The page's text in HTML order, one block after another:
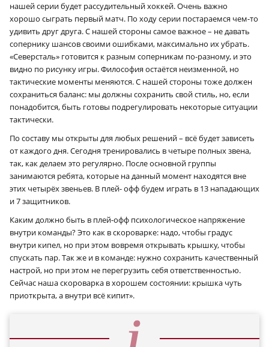
нашей серии будет рассудительный хоккей. Очень важно
хорошо сыграть первый матч. По ходу серии постараемся чем-то
удивить друг друга. С нашей стороны самое важное – не давать
сопернику шансов своими ошибками, максимально их убрать.
«Северсталь» готовится к разным соперникам по-разному, и это
видно по рисунку игры. Философия остаётся неизменной, но
тактические моменты меняются. С нашей стороны тоже должен
сохраниться баланс: мы должны сохранить свой стиль, но, если
понадобится, быть готовы подрегулировать некоторые ситуации
тактически.
По составу мы открыты для любых решений – всё будет зависеть
от каждого дня. Сегодня тренировались в четыре полных звена,
так, как делаем это регулярно. После основной группы
занимаются ребята, которые на данный момент находятся вне
этих четырёх звеньев. В плей- офф будем играть в 13 нападающих
и 7 защитников.
Каким должно быть в плей-офф психологическое напряжение
внутри команды? Это как в скороварке: надо, чтобы градус
внутри кипел, но при этом вовремя открывать крышку, чтобы
спускать пар. Так же и в команде: нужно сохранить качественный
настрой, но при этом не перегрузить себя ответственностью.
Сейчас наша скороварка в хорошем состоянии: крышка чуть
приоткрыта, а внутри всё кипит».